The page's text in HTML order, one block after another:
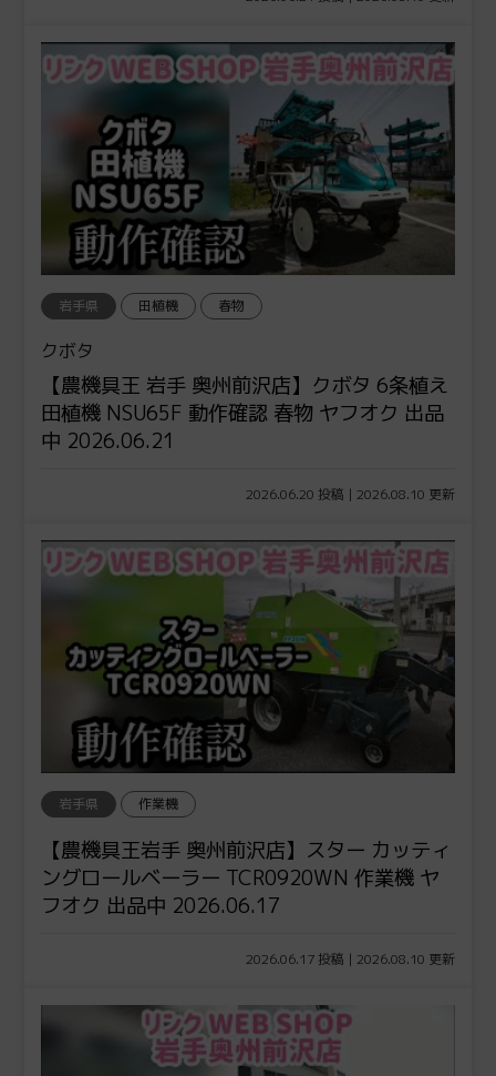
岩手県 田植機 春物
クボタ
【農機具王 岩手 奥州前沢店】クボタ 6条植え
田植機 NSU65F 動作確認 春物 ヤフオク 出品
中 2026.06.21
2026.06.20 投稿 | 2026.08.10 更新
岩手県 作業機
【農機具王岩手 奥州前沢店】スター カッティ
ングロールベーラー TCR0920WN 作業機 ヤ
フオク 出品中 2026.06.17
2026.06.17 投稿 | 2026.08.10 更新